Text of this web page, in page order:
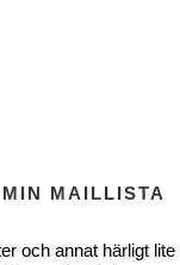
MAILLISTA
och annat härligt